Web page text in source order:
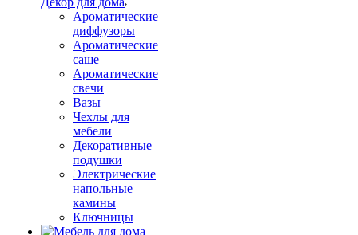
Ароматические
диффузоры
Ароматические
саше
Ароматические
свечи
Вазы
Чехлы для
мебели
Декоративные
подушки
Электрические
напольные
камины
Ключницы